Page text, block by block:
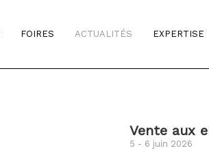
FOIRES ACTUALITÉS EXPERTISE
Vente aux
5 - 6 juin 2026